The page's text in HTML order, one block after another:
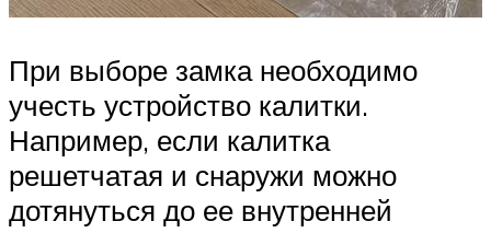
При выборе замка необходимо
учесть устройство калитки.
Например, если калитка
решетчатая и снаружи можно
дотянуться до ее внутренней